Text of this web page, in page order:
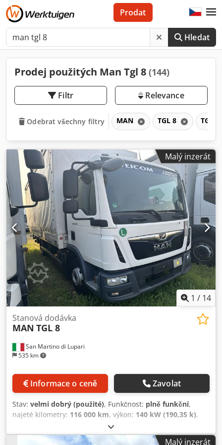
Hledat
Prodat
Prodej použitých Man Tgl 8 (144)
Filtr Relevance
Odebrat všechny filtry MAN TGL 8 TGL
Malý inzerát
1 / 14
San Martino di Lupari
535 km
Stanová dodávka
MAN TGL 8
Informace o ceně Zavolat
Stav: velmi dobrý (použité), Funkčnost: plně funkční,
najeté kilometry: 116 000 km, výkon: 140 kW (190,35 k),
, typ paliva:
hmotnost:5 400 kg, maximální hmotnost nákladu:2 050
Malý inzerát